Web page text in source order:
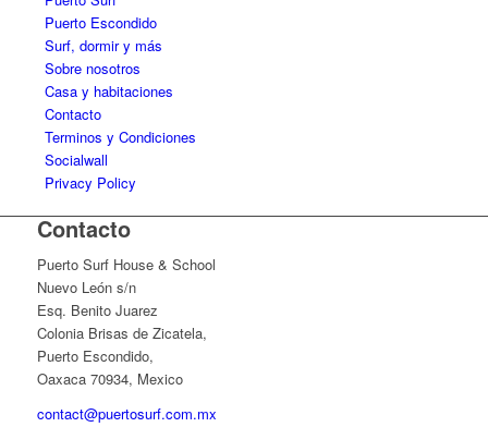
Puerto Escondido
Surf, dormir y más
Sobre nosotros
Casa y habitaciones
Contacto
Terminos y Condiciones
Socialwall
Privacy Policy
Contacto
Puerto Surf House & School
Nuevo León s/n
Esq. Benito Juarez
Colonia Brisas de Zicatela,
Puerto Escondido,
Oaxaca 70934, Mexico
contact@puertosurf.com.mx